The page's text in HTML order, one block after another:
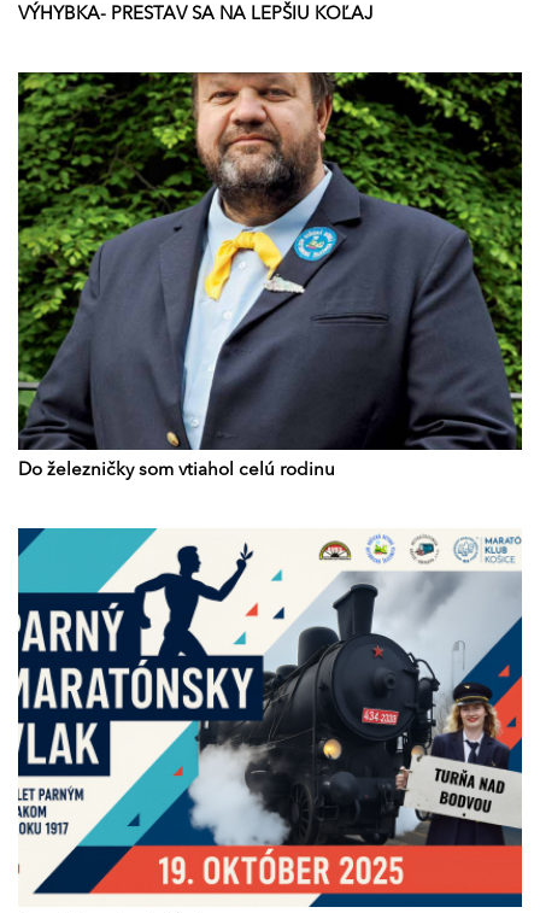
VÝHYBKA- PRESTAV SA NA LEPŠIU KOĽAJ
Do železničky som vtiahol celú rodinu